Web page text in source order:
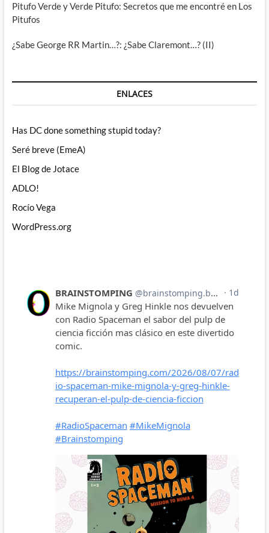
Pitufo Verde y Verde Pitufo: Secretos que me encontré en Los
Pitufos
¿Sabe George RR Martin…?: ¿Sabe Claremont…? (II)
ENLACES
Has DC done something stupid today?
Seré breve (EmeA)
El Blog de Jotace
ADLO!
Rocío Vega
WordPress.org